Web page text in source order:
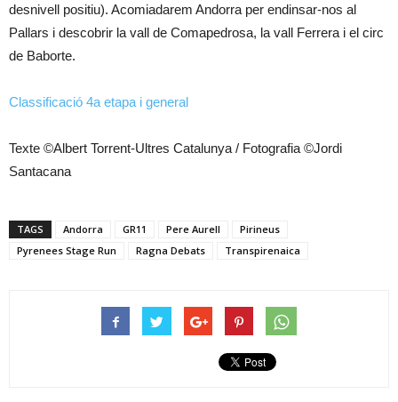
desnivell positiu). Acomiadarem Andorra per endinsar-nos al
Pallars i descobrir la vall de Comapedrosa, la vall Ferrera i el circ
de Baborte.
Classificació 4a etapa i general
Texte ©Albert Torrent-Ultres Catalunya / Fotografia ©Jordi
Santacana
TAGS Andorra GR11 Pere Aurell
Pirineus
Pyrenees Stage Run
Ragna Debats Transpirenaica